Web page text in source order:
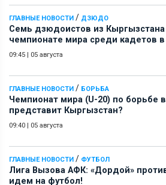
ГЛАВНЫЕ НОВОСТИ / ДЗЮДО
Семь дзюдоистов из Кыргызстана
чемпионате мира среди кадетов
09:45 | 05 августа
ГЛАВНЫЕ НОВОСТИ / БОРЬБА
Чемпионат мира (U-20) по борьбе
представит Кыргызстан?
09:40 | 05 августа
ГЛАВНЫЕ НОВОСТИ / ФУТБОЛ
Лига Вызова АФК: «Дордой»
идем на футбол!